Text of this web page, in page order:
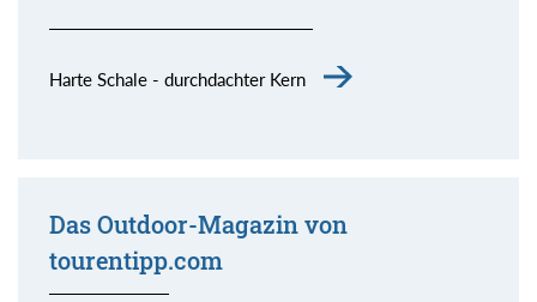
Harte Schale - durchdachter Kern
Das Outdoor-Magazin von
tourentipp.com